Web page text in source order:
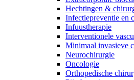
Hechtingen &
Infectiepreventie en
Infuustherapie
Interventionele
Minimaal invasieve
Neurochirurgie
Oncologie
Orthopedische